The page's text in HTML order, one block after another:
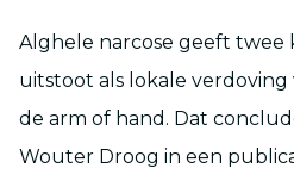
Alghele narcose geeft twee
uitstoot als lokale verdoving
de arm of hand. Dat
Wouter Droog in een